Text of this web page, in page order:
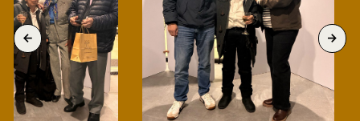
arrow_back arrow_forward